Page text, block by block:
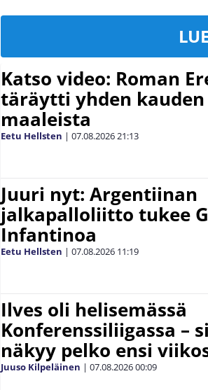
Katso video: Roman
täräytti yhden
maaleista
Eetu Hellsten | 07.08.202621:13
Juuri nyt: Argentiinan
jalkapalloliitto tukee
Infantinoa
Eetu Hellsten | 07.08.2026 11:19
Ilves oli helisemässä
Konferenssiliigassa –
näkyy pelko ensi
Juuso Kilpeläinen | 07.08.202600:09